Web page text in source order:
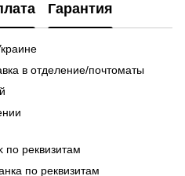
Гарантия
в отделение/почтоматы
реквизитам
по реквизитам